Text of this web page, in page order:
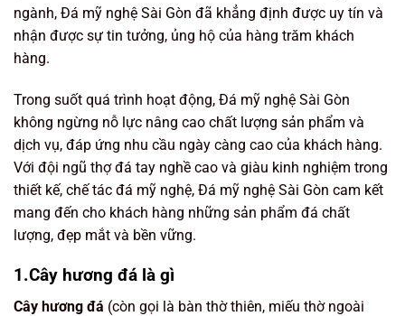
ngành, Đá mỹ nghệ Sài Gòn đã khẳng định được uy tín và
nhận được sự tin tưởng, ủng hộ của hàng trăm khách
hàng.
Trong suốt quá trình hoạt động, Đá mỹ nghệ Sài Gòn
không ngừng nỗ lực nâng cao chất lượng sản phẩm và
dịch vụ, đáp ứng nhu cầu ngày càng cao của khách hàng.
Với đội ngũ thợ đá tay nghề cao và giàu kinh nghiệm trong
thiết kế, chế tác đá mỹ nghệ, Đá mỹ nghệ Sài Gòn cam kết
mang đến cho khách hàng những sản phẩm đá chất
lượng, đẹp mắt và bền vững.
1.Cây hương đá là gì
Cây hương đá (còn gọi là bàn thờ thiên, miếu thờ ngoài